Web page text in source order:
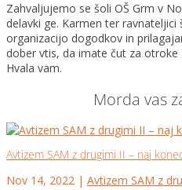
Zahvaljujemo se šoli OŠ Grm v
delavki ge. Karmen ter
organizacijo dogodkov in
dober vtis, da imate čut za
Hvala vam.
Morda vas
Avtizem SAM z drugimi II – naj
Nov 14, 2022 | Avtizem SAM z